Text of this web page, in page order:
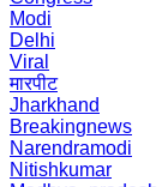
Modi
Delhi
Viral
मारपीट
Jharkhand
Breakingnews
Narendramodi
Nitishkumar